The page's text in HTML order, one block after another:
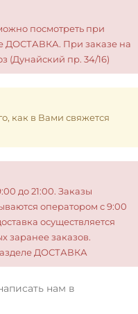
посмотреть при
ДОСТАВКА. При заказе на
(Дунайский пр. 34/16)
как в Вами свяжется
до 21:00. Заказы
оператором с 9:00
осуществляется
заранее заказов.
ДОСТАВКА
нам в